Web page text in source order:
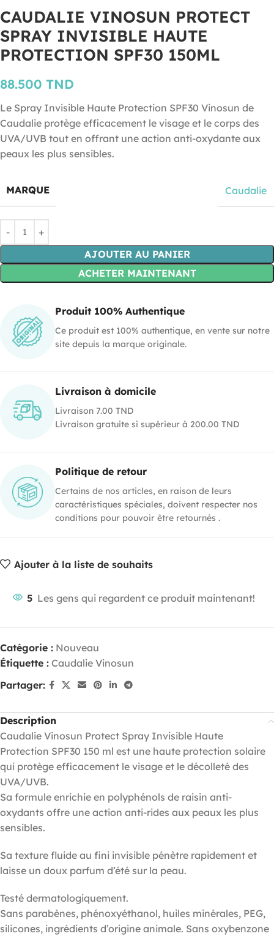
CAUDALIE VINOSUN PROTECT
SPRAY INVISIBLE HAUTE
PROTECTION SPF30 150ML
88.500 TND
Le Spray Invisible Haute Protection SPF30 Vinosun de
Caudalie protège efficacement le visage et le corps des
UVA/UVB tout en offrant une action anti-oxydante aux
peaux les plus sensibles.
MARQUE Caudalie
AJOUTER AU PANIER
ACHETER MAINTENANT
Produit 100% Authentique
Ce produit est 100% authentique, en vente sur notre
site depuis la marque originale.
Livraison à domicile
Livraison 7.00 TND
Livraison gratuite si supérieur à 200.00 TND
Politique de retour
Certains de nos articles, en raison de leurs
caractéristiques spéciales, doivent respecter nos
conditions pour pouvoir être retournés .
Ajouter à la liste de souhaits
5 Les gens qui regardent ce produit maintenant!
Catégorie : Nouveau
Étiquette : Caudalie Vinosun
Partager:
Description
Caudalie Vinosun Protect Spray Invisible Haute
Protection SPF30 150 ml est une haute protection solaire
qui protège efficacement le visage et le décolleté des
UVA/UVB.
Sa formule enrichie en polyphénols de raisin anti-
oxydants offre une action anti-rides aux peaux les plus
sensibles.
Sa texture fluide au fini invisible pénètre rapidement et
laisse un doux parfum d’été sur la peau.
Testé dermatologiquement.
Sans parabènes, phénoxyéthanol, huiles minérales, PEG,
silicones, ingrédients d’origine animale. Sans oxybenzone